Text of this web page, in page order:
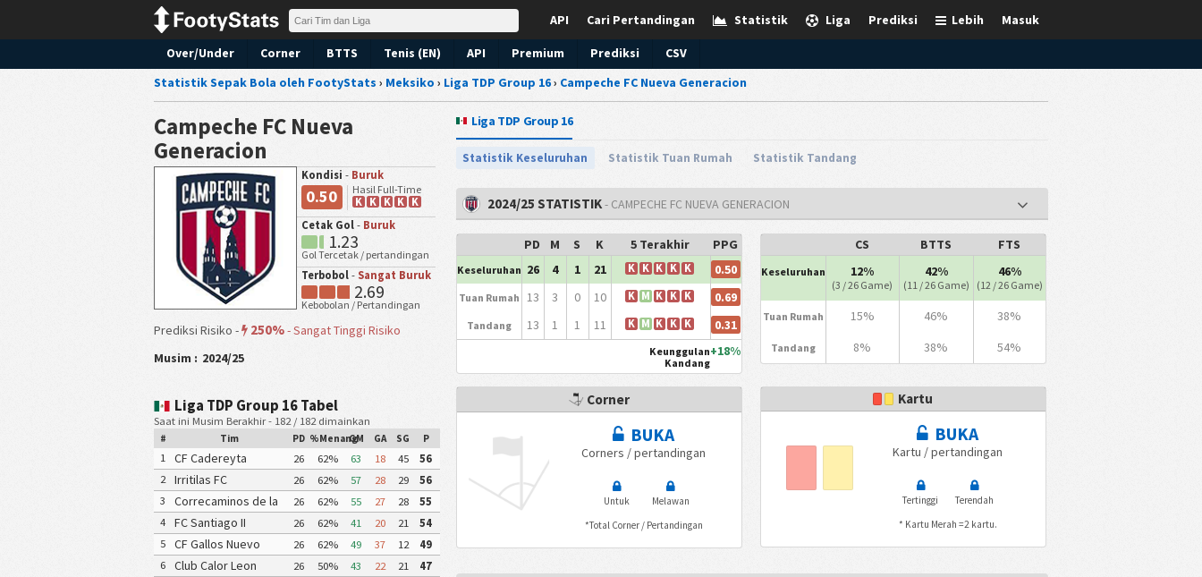
Masuk
Lebih
Prediksi
Liga
Statistik
Cari Pertandingan
API
Over/Under Corner BTTS Tenis (EN) API Premium Prediksi
CSV
Statistik Sepak Bola oleh FootyStats › Meksiko › Liga TDP Group 16› Campeche FC Nueva Generacion
Campeche FC Nueva
Generacion
Kondisi - Buruk
0.50
Hasil Full-Time
K
K K K
K
Cetak Gol - Buruk
1.23
Gol Tercetak / pertandingan
Terbobol - Sangat Buruk
2.69
Kebobolan / Pertandingan
Prediksi Risiko - 250%-Sangat Tinggi Risiko
Musim : 2024/25
Liga TDP Group 16 Tabel
Saat ini Musim Berakhir - 182 / 182 dimainkan
# Tim PD %Menang
GM GA SG P
1 CF Cadereyta 26 62% 63 18 45
56
2
Irritilas FC 26 62% 57 28 29
56
3
Correcaminos de la
UAT III
26 62% 55 27 28
55
4
FC Santiago II 26 62% 41 20 21
54
5
CF Gallos Nuevo
Leon
26 62% 49 37 12
49
6
Club Calor Leon 26 50% 43 22 21
47
Liga TDP Group 16
Statistik Keseluruhan Statistik Tuan Rumah Statistik Tandang
2024/25 STATISTIK- CAMPECHE FC NUEVA GENERACION
PD M S K 5 Terakhir PPG
Keseluruhan 26 4 1 21 K K K K K 0.50
Tuan Rumah 13 3 0 10 K M K K K 0.69
Tandang 13 1 1 11 K M K K K 0.31
Keunggulan
Kandang
+18%
CS BTTS FTS
Keseluruhan 12%
(3 / 26 Game)
42%
(11 / 26 Game)
46%
(12 / 26 Game)
Tuan Rumah 15% 46% 38%
Tandang 8% 38% 54%
Corner
BUKA
Corners / pertandingan
Untuk
Melawan
*Total Corner / Pertandingan
Kartu
BUKA
Kartu / pertandingan
Tertinggi
Terendah
* Kartu Merah =2 kartu.